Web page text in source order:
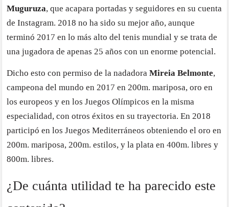
Muguruza, que acapara portadas y seguidores en su cuenta
de Instagram. 2018 no ha sido su mejor año, aunque
terminó 2017 en lo más alto del tenis mundial y se trata de
una jugadora de apenas 25 años con un enorme potencial.
Dicho esto con permiso de la nadadoraMireia Belmonte,
campeona del mundo en 2017 en 200m. mariposa, oro en
los europeos y en los Juegos Olímpicos en la misma
especialidad, con otros éxitos en su trayectoria. En 2018
participó en los Juegos Mediterráneos obteniendo el oro en
200m. mariposa, 200m. estilos, y la plata en 400m. libres y
800m. libres.
¿De cuánta utilidad te ha parecido este